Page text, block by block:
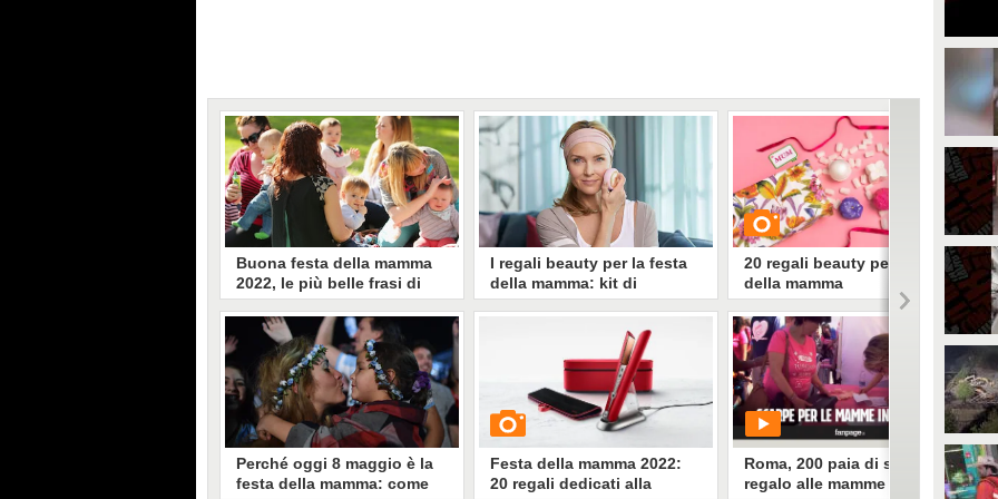
Buona festa della mamma
2022, le più belle frasi di
auguri da dedicarle oggi
L'8 maggio 2022 si celebra in
Italia la Festa della Mamma: qui
una raccolta di 15 frasi, citazioni o
aforismi da inviare come auguri
alle vostre mamme.
Perché oggi 8 maggio è la
festa della mamma: come
I regali beauty per la festa
della mamma: kit di
bellezza, creme viso e make
Sei ancora in dubbio su cosa
regalare alla festa della mamma?
Stupiscila con un pensiero
dedicato alla bellezza: creme viso,
cofanetti skincare, make up e tanto
altro.
Festa della mamma 2022:
20 regali dedicati alla
20 regali beauty per la festa
della mamma
GUARDA
2176• diStile e trend
Roma, 200 paia di scarpe in
regalo alle mamme in